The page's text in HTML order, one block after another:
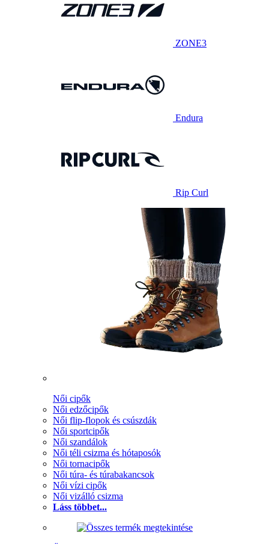
ZONE3
Endura
Rip Curl
Női cipők
Női edzőcipők
Női flip-flopok és csúszdák
Női sportcipők
Női szandálok
Női téli csizma és hótaposók
Női tornacipők
Női túra- és túrabakancsok
Női vízi cipők
Női vizálló csizma
Láss többet...